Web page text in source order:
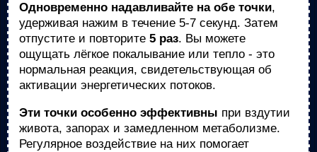
Одновременно надавливайте на обе точки,
удерживая нажим в течение 5-7 секунд. Затем
отпустите и повторите 5 раз. Вы можете
ощущать лёгкое покалывание или тепло - это
нормальная реакция, свидетельствующая об
активации энергетических потоков.
Эти точки особенно эффективны при вздутии
живота, запорах и замедленном метаболизме.
Регулярное воздействие на них помогает